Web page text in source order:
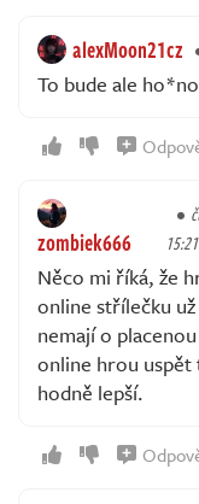
alexMoon21cz
To bude ale
zombiek666
15:21
Něco mi říká, že
online střílečku
nemají o
online hrou
hodně lepší.